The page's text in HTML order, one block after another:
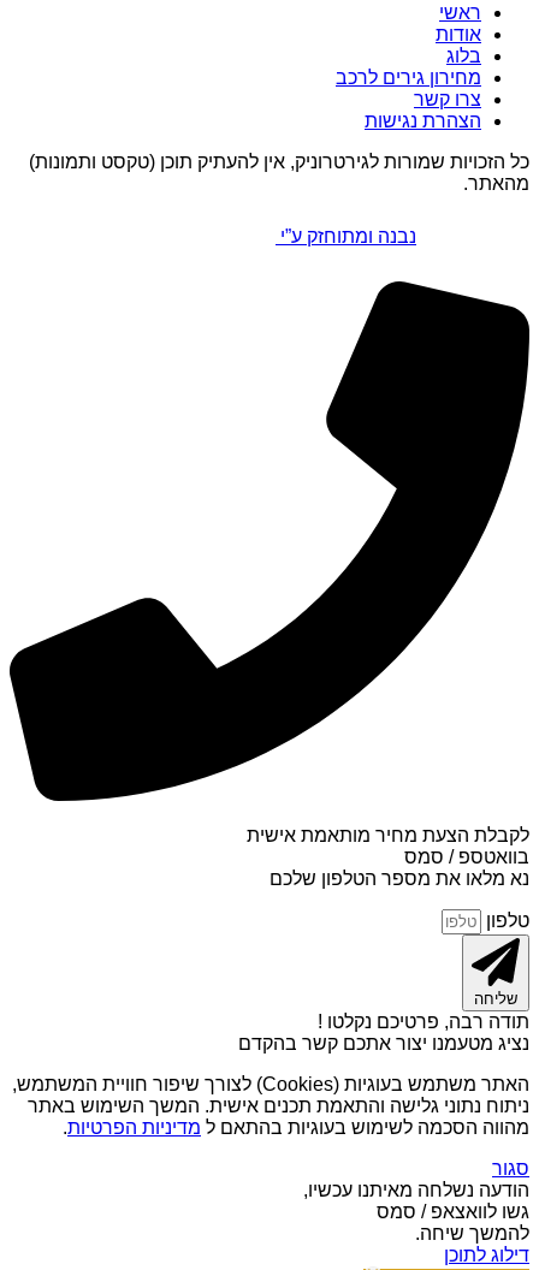
ראשי
אודות
בלוג
מחירון גירים לרכב
צרו קשר
הצהרת נגישות
כל הזכויות שמורות לגירטרוניק, אין להעתיק תוכן (טקסט ותמונות)
מהאתר.
נבנה ומתוחזק ע”י
לקבלת הצעת מחיר מותאמת אישית
בוואטספ / סמס
נא מלאו את מספר הטלפון שלכם
טלפון
שליחה
תודה רבה, פרטיכם נקלטו !
נציג מטעמנו יצור אתכם קשר בהקדם
האתר משתמש בעוגיות (Cookies) לצורך שיפור חוויית המשתמש,
ניתוח נתוני גלישה והתאמת תכנים אישית. המשך השימוש באתר
מהווה הסכמה לשימוש בעוגיות בהתאם ל מדיניות הפרטיות.
סגור
הודעה נשלחה מאיתנו עכשיו,
גשו לוואצאפ / סמס
להמשך שיחה.
דילוג לתוכן